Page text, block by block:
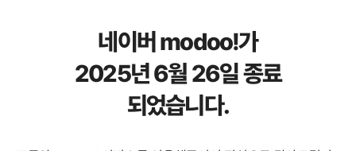
네이버 modoo!가
2025년 6월 26일 종료
되었습니다.